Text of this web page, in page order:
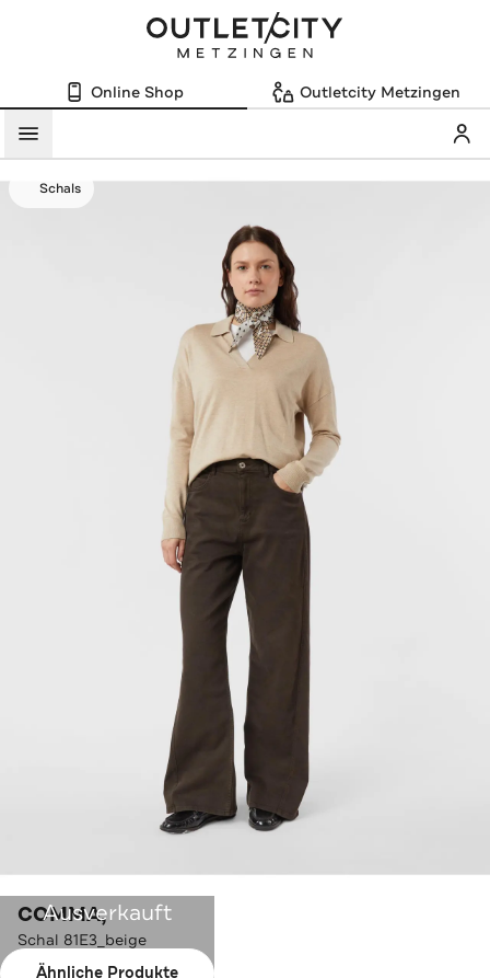
Online Shop Outletcity Metzingen
Menü
Schals
Ausverkauft
Ähnliche Produkte
COMMA,
Schal 81E3_beige
Farbe:81E3_beige